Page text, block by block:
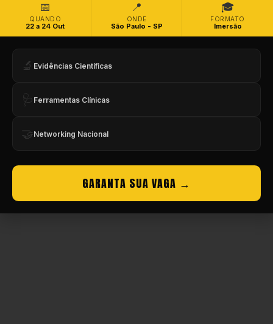
📅
QUANDO
22 a 24 Out
📍
ONDE
São Paulo - SP
🎓
FORMATO
Imersão
🔬 Evidências Científicas
🩺 Ferramentas Clínicas
🤝 Networking Nacional
GARANTA SUA VAGA →